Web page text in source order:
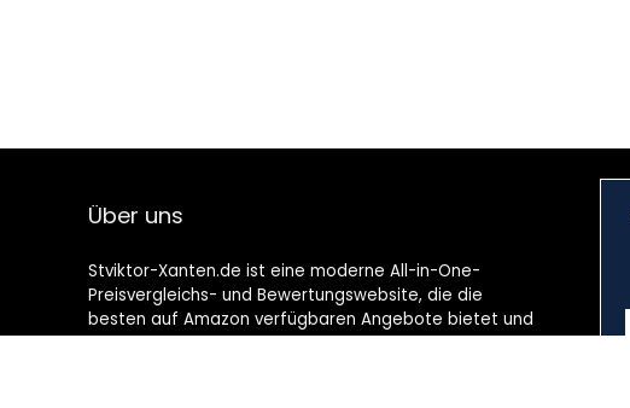
Über uns
Stviktor-Xanten.de ist eine moderne All-in-One-
Preisvergleichs- und Bewertungswebsite, die die
besten auf Amazon verfügbaren Angebote bietet und
Sie durch die neuesten hinzugefügten Blogs auf dem